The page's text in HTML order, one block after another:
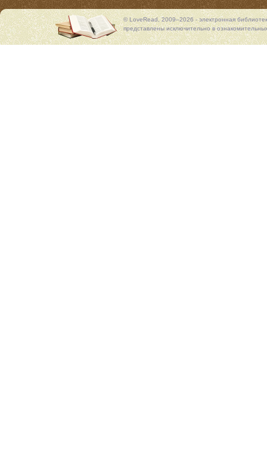
© LoveRead, 2009–2026 - электронная
представлены исключительно в